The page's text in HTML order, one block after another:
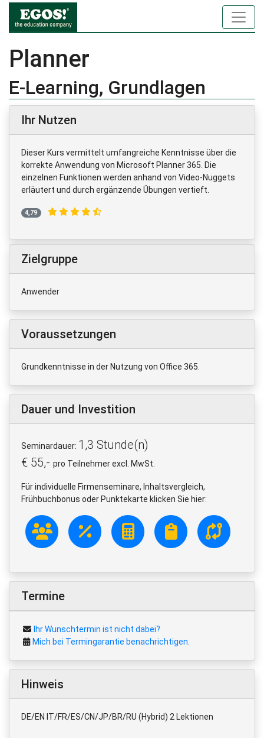
Planner
E-Learning, Grundlagen
Ihr Nutzen
Dieser Kurs vermittelt umfangreiche Kenntnisse über die
korrekte Anwendung von Microsoft Planner 365. Die
einzelnen Funktionen werden anhand von Video-Nuggets
erläutert und durch ergänzende Übungen vertieft.
4,79
Zielgruppe
Anwender
Voraussetzungen
Grundkenntnisse in der Nutzung von Office 365.
Dauer und Investition
Seminardauer: 1,3 Stunde(n)
€ 55,- pro Teilnehmer excl. MwSt.
Für individuelle Firmenseminare, Inhaltsvergleich,
Frühbuchbonus oder Punktekarte klicken Sie hier:
Termine
Ihr Wunschtermin ist nicht dabei?
Mich bei Termingarantie benachrichtigen.
Hinweis
DE/EN IT/FR/ES/CN/JP/BR/RU (Hybrid) 2 Lektionen